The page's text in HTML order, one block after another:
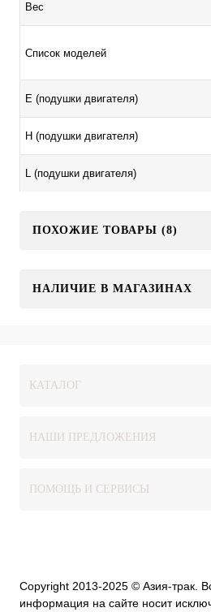
Вес
Список моделей
E (подушки двигателя)
H (подушки двигателя)
L (подушки двигателя)
ПОХОЖИЕ ТОВАРЫ (8)
НАЛИЧИЕ В МАГАЗИНАХ
КАТАЛОГ
НАШИ ПРЕДЛОЖЕНИЯ
ПОМОЩЬ И СЕРВИСЫ
Copyright 2013-2025 © Азия-трак.
информация на сайте носит